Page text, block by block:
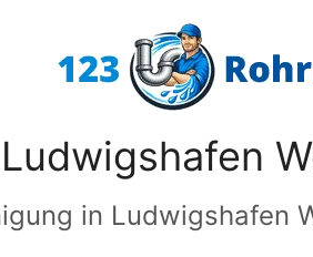
in Ludwigshafen